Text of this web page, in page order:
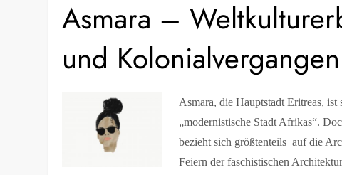
Asmara –
und
Asmara, die Hauptstadt Eritreas,
„modernistische Stadt Afrikas“.
bezieht sich größtenteils auf die
Feiern der faschistischen